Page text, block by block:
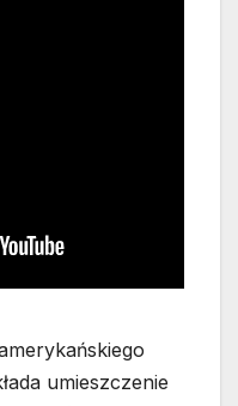
umieszczenie